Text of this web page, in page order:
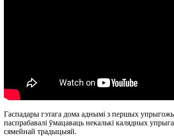
Гаспадары гэтага дома аднымі з першых
паспрабавалі ўмацаваць некалькі калядных
сямейнай традыцыяй.